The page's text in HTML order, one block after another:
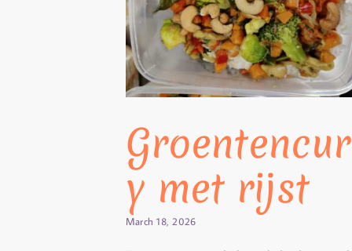
y met rijst
March 18, 2026